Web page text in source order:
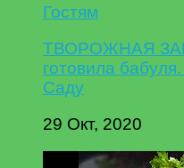
Гостям
ТВОРОЖНАЯ
готовила
Саду
29 Окт, 2020